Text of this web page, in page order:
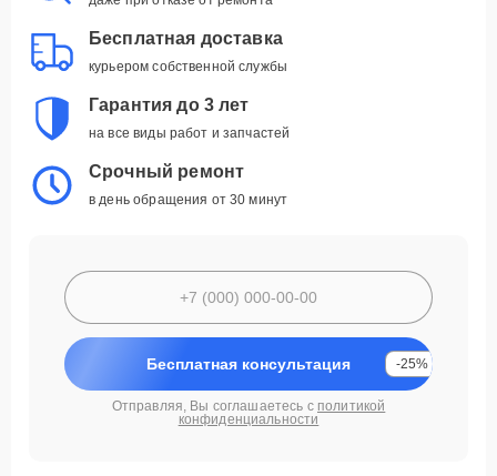
Бесплатная доставка
курьером собственной службы
Гарантия до 3 лет
на все виды работ и запчастей
Срочный ремонт
в день обращения от 30 минут
Бесплатная консультация -25%
Отправляя, Вы соглашаетесь с политикой
конфиденциальности